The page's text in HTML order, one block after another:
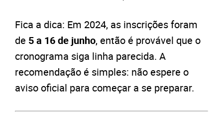
Fica a dica: Em 2024, as inscrições foram
de 5 a 16 de junho, então é provável que o
cronograma siga linha parecida. A
recomendação é simples: não espere o
aviso oficial para começar a se preparar.